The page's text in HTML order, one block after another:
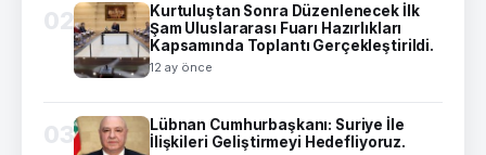
02
Kurtuluştan Sonra Düzenlenecek İlk
Şam Uluslararası Fuarı Hazırlıkları
Kapsamında Toplantı Gerçekleştirildi.
12 ay önce
03
Lübnan Cumhurbaşkanı: Suriye İle
İlişkileri Geliştirmeyi Hedefliyoruz.